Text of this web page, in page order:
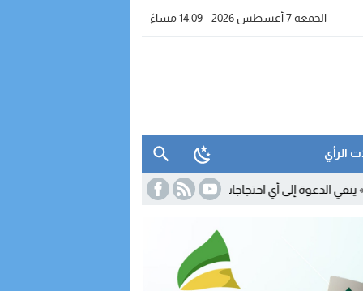
الجمعة 7 أغسطس 2026 - 14:09 مساءً
الرأي